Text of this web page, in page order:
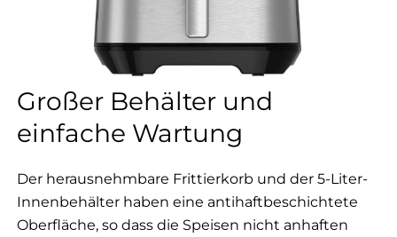
Großer Behälter und
einfache Wartung
Der herausnehmbare Frittierkorb und der 5-Liter-
Innenbehälter haben eine antihaftbeschichtete
Oberfläche, so dass die Speisen nicht anhaften